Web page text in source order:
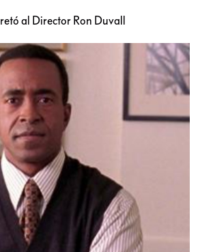
al Director Ron Duvall